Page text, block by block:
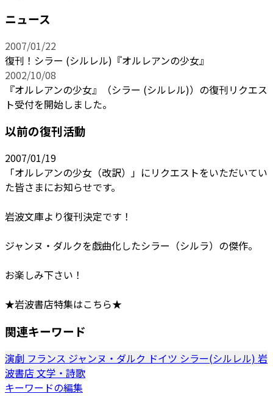
ニュース
2007/01/22
復刊！シラー (シルレル)『オルレアンの少女』
2002/10/08
『オルレアンの少女』（シラー (シルレル)）の復刊リクエス
ト受付を開始しました。
以前の復刊活動
2007/01/19
「オルレアンの少女（改訳）」にリクエストをいただいてい
た皆さまにお知らせです。
岩波文庫より復刊決定です！
ジャンヌ・ダルクを戯曲化したシラー（シルラ）の傑作。
お楽しみ下さい！
★岩波書店特集はこちら★
関連キーワード
演劇 フランス ジャンヌ・ダルク ドイツ シラー(シルレル) 岩
波書店文学・詩歌
キーワードの編集